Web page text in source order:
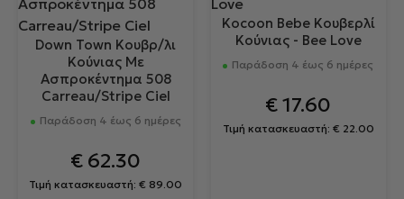
Down Town Κουβρ/λι
Κούνιας Με
Ασπροκέντημα 508
Carreau/Stripe Ciel
Παράδοση 4 έως 6 ημέρες
€ 62.30
Τιμή κατασκευαστή:€ 89.00
Kocoon Bebe Κουβερλί
Κούνιας - Bee Love
Παράδοση 4 έως 6 ημέρες
€17.60
Τιμή κατασκευαστή: € 22.00